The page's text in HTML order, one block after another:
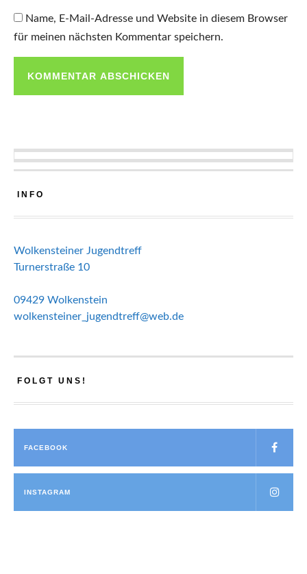
Name, E-Mail-Adresse und Website in diesem Browser
für meinen nächsten Kommentar speichern.
INFO
Wolkensteiner Jugendtreff
Turnerstraße 10
09429 Wolkenstein
wolkensteiner_jugendtreff@web.de
FOLGT UNS!
FACEBOOK
INSTAGRAM